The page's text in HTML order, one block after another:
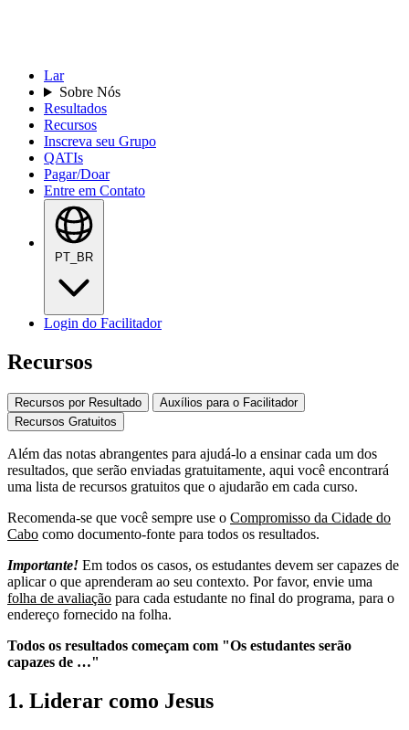
Lar
Sobre Nós
Resultados
Recursos
Inscreva seu Grupo
QATIs
Pagar/Doar
Entre em Contato
PT_BR
Login do Facilitador
Recursos
Recursos por Resultado
Auxílios para o Facilitador
Recursos Gratuitos
Além das notas abrangentes para ajudá-lo a ensinar cada um dos
resultados, que serão enviadas gratuitamente, aqui você encontrará
uma lista de recursos gratuitos que o ajudarão em cada curso.
Recomenda-se que você sempre use o Compromisso da Cidade do
Cabo como documento-fonte para todos os resultados.
Importante! Em todos os casos, os estudantes devem ser capazes de
aplicar o que aprenderam ao seu contexto. Por favor, envie uma
folha de avaliação para cada estudante no final do programa, para o
endereço fornecido na folha.
Todos os resultados começam com "Os estudantes serão
capazes de …"
1. Liderar como Jesus